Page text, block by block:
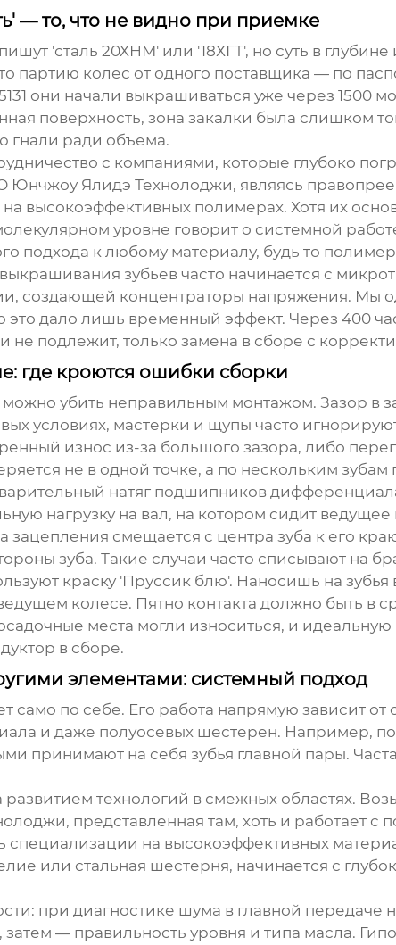
— то, что не видно при приемке
'сталь 20ХНМ' или '18ХГТ', но суть в
партию колес от одного поставщика — по
они начали выкрашиваться уже через 1500
поверхность, зона закалки была слишком
гнали ради объема.
с компаниями, которые глубоко
Юнчжоу Ялидэ Технолоджи, являясь
на высокоэффективных полимерах. Хотя их
уровне говорит о системной
подхода к любому материалу, будь то
зубьев часто начинается с
создающей концентраторы напряжения. Мы
дало лишь временный эффект. Через 400
не подлежит, только замена в сборе с
где кроются ошибки сборки
убить неправильным монтажом. Зазор в
условиях, мастерки и щупы часто
износ из-за большого зазора, либо
не в одной точке, а по нескольким
натяг подшипников
нагрузку на вал, на котором сидит ведущее
зацепления смещается с центра зуба к его
зуба. Такие случаи часто списывают на
краску 'Пруссик блю'. Наносишь на
колесе. Пятно контакта должно быть в
места могли износиться, и
в сборе.
элементами: системный подход
само по себе. Его работа напрямую зависит
и даже полуосевых шестерен. Например,
принимают на себя зубья главной пары.
технологий в смежных областях.
, представленная там, хоть и работает
специализации на высокоэффективных
или стальная шестерня, начинается с
при диагностике шума в главной передаче
— правильность уровня и типа масла.